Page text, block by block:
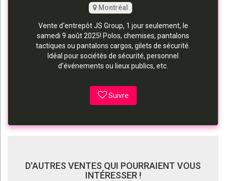
Montréal
Vente d'entrepôt JS Group, 1 jour seulement, le
samedi 9 août 2025! Polos, chemises, pantalons
tactiques ou pantalons cargos, gilets de sécurité.
Idéal pour sociétés de sécurité, personnel
d'événements ou lieux publics, etc.
Suivre
D'AUTRES VENTES QUI POURRAIENT VOUS
INTÉRESSER !